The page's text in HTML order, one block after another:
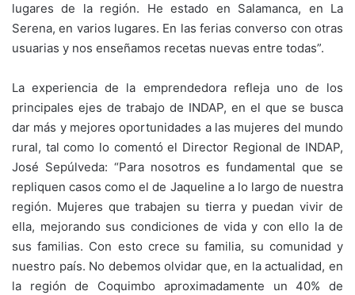
lugares de la región. He estado en Salamanca, en La
Serena, en varios lugares. En las ferias converso con otras
usuarias y nos enseñamos recetas nuevas entre todas”.
La experiencia de la emprendedora refleja uno de los
principales ejes de trabajo de INDAP, en el que se busca
dar más y mejores oportunidades a las mujeres del mundo
rural, tal como lo comentó el Director Regional de INDAP,
José Sepúlveda: “Para nosotros es fundamental que se
repliquen casos como el de Jaqueline a lo largo de nuestra
región. Mujeres que trabajen su tierra y puedan vivir de
ella, mejorando sus condiciones de vida y con ello la de
sus familias. Con esto crece su familia, su comunidad y
nuestro país. No debemos olvidar que, en la actualidad, en
la región de Coquimbo aproximadamente un 40% de